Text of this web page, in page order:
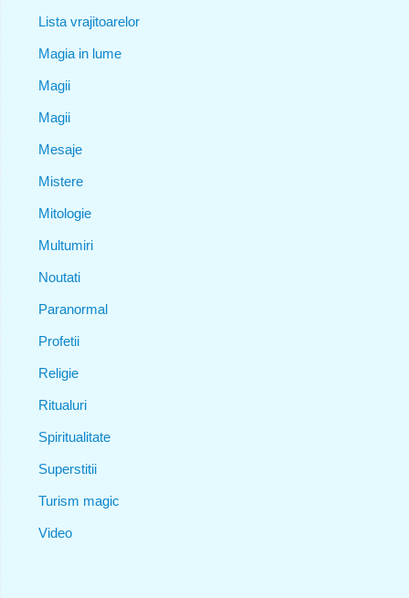
Lista vrajitoarelor
Magia in lume
Magii
Magii
Mesaje
Mistere
Mitologie
Multumiri
Noutati
Paranormal
Profetii
Religie
Ritualuri
Spiritualitate
Superstitii
Turism magic
Video